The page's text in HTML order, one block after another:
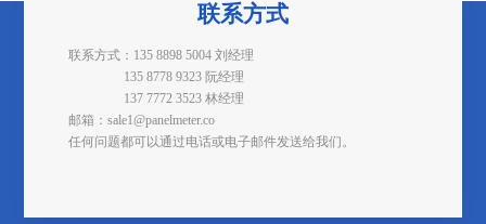
联系方式
联系方式：135 8898 5004 刘经理
135 8778 9323 阮经理
137 7772 3523 林经理
邮箱：sale1@panelmeter.co
任何问题都可以通过电话或电子邮件发送给我们。